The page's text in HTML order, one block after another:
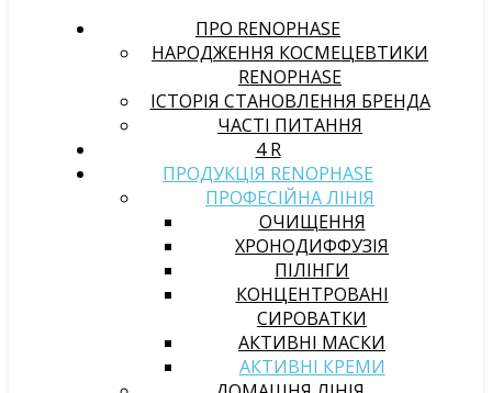
ПРО RENOPHASE
НАРОДЖЕННЯ КОСМЕЦЕВТИКИ
RENOPHASE
ІСТОРІЯ СТАНОВЛЕННЯ БРЕНДА
ЧАСТІ ПИТАННЯ
4 R
ПРОДУКЦІЯ RENOPHASE
ПРОФЕСІЙНА ЛІНІЯ
ОЧИЩЕННЯ
ХРОНОДИФФУЗІЯ
ПІЛІНГИ
КОНЦЕНТРОВАНІ
СИРОВАТКИ
АКТИВНІ МАСКИ
АКТИВНІ КРЕМИ